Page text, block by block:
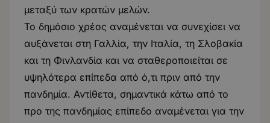
μεταξύ των κρατών μελών.
Το δημόσιο χρέος αναμένεται να συνεχίσει να
αυξάνεται στη Γαλλία, την Ιταλία, τη Σλοβακία
και τη Φινλανδία και να σταθεροποιείται σε
υψηλότερα επίπεδα από ό,τι πριν από την
πανδημία. Αντίθετα, σημαντικά κάτω από το
προ της πανδημίας επίπεδο αναμένεται για την